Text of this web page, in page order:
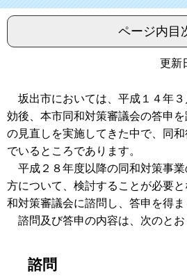
ページ内目
更新
坂出市においては、平成１４年３
効後、本市同和対策審議会の答申
の見直しを実施してきた中で、同
でいるところであります。
平成２８年度以降の同和対策事業
方について、検討することが必要
和対策審議会に諮問し、答申を得ま
諮問及び答申の内容は、次のとお
諮問